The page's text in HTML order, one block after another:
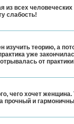
всех
слабость!
изучить теорию, а
уже
от
чего хочет
и